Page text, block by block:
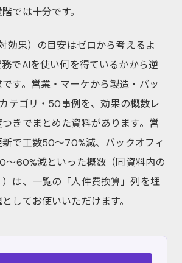
では十分です。
効果）の目安はゼロから考えるよ
でAIを使い何を得ているかから逆
す。営業・マーケから製造・バッ
テゴリ・50事例を、効果の概数レ
きでまとめた資料があります。営
で工数50〜70%減、バックオフィ
〜60%減といった概数（同資料内の
は、一覧の「人件費換算」列を埋
してお使いいただけます。